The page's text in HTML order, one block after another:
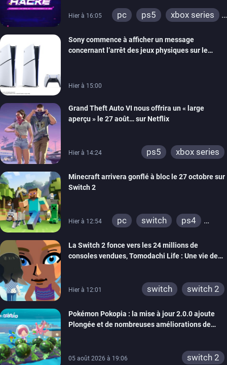
Hier à 16:05 pc ps5
xbox series
ps4
xbox one
switch 2
Sony commence à afficher un message
concernant l’arrêt des jeux physiques sur le
Hier à 15:00
Grand Theft Auto VI nous offrira un « large
aperçu » le 27 août… sur Netflix
Hier à 14:24 ps5 xbox series
Minecraft arrivera gonflé à bloc le 27 octobre sur
Switch 2
Hier à 12:54 pc switch
ps4
wiiu
3ds
ps3
xbox 360
switch 2
La Switch 2 fonce vers les 24 millions de
consoles vendues, Tomodachi Life : Une vie de
Hier à 12:01 switch switch 2
Pokémon Pokopia : la mise à jour 2.0.0 ajoute
Plongée et de nombreuses améliorations de
05 août 2026 à 19:06 switch 2